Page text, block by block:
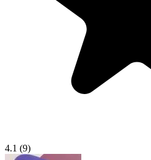
4.1 (9)